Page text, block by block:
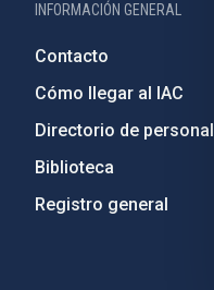
INFORMACIÓN GENERAL
Contacto
Cómo llegar al IAC
Directorio de personal
Biblioteca
Registro general